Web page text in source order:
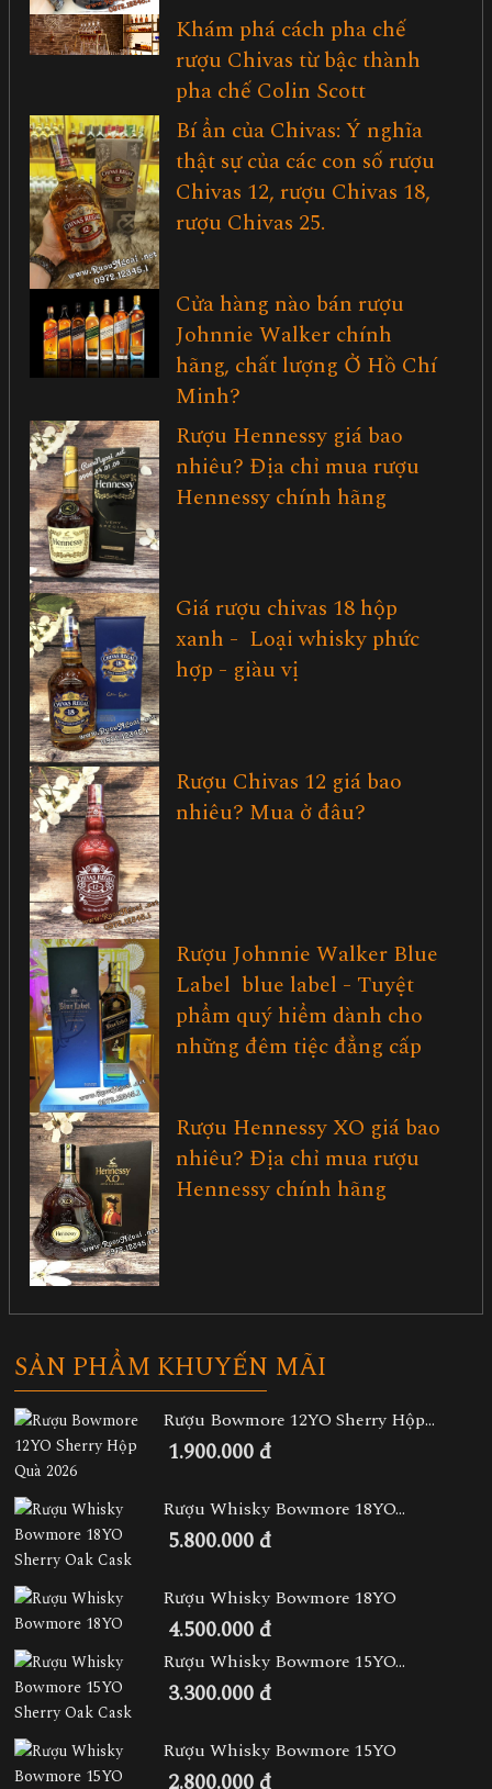
Khám phá cách pha chế
rượu Chivas từ bậc thành
pha chế Colin Scott
Bí ẩn của Chivas: Ý nghĩa
thật sự của các con số rượu
Chivas 12, rượu Chivas 18,
rượu Chivas 25.
Cửa hàng nào bán rượu
Johnnie Walker chính
hãng, chất lượng Ở Hồ Chí
Minh?
Rượu Hennessy giá bao
nhiêu? Địa chỉ mua rượu
Hennessy chính hãng
Giá rượu chivas 18 hộp
xanh - Loại whisky phức
hợp - giàu vị
Rượu Chivas 12 giá bao
nhiêu? Mua ở đâu?
Rượu Johnnie Walker Blue
Label blue label - Tuyệt
phẩm quý hiểm dành cho
những đêm tiệc đẳng cấp
Rượu Hennessy XO giá bao
nhiêu? Địa chỉ mua rượu
Hennessy chính hãng
SẢN PHẨM KHUYẾN MÃI
Rượu Bowmore 12YO Sherry Hộp...
1.900.000 đ
Rượu Whisky Bowmore 18YO...
5.800.000 đ
Rượu Whisky Bowmore 18YO
4.500.000 đ
Rượu Whisky Bowmore 15YO...
3.300.000 đ
Rượu Whisky Bowmore 15YO